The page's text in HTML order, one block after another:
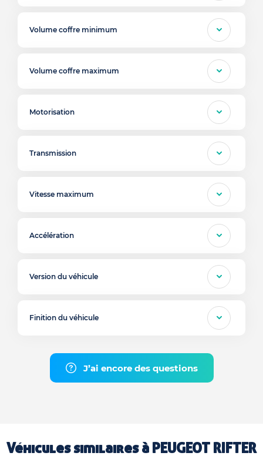
Volume coffre minimum
Volume coffre maximum
Motorisation
Transmission
Vitesse maximum
Accélération
Version du véhicule
Finition du véhicule
J’ai encore des questions
Véhicules similaires à PEUGEOT RIFTER